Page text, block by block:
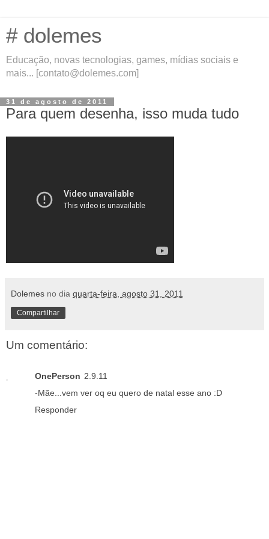
# dolemes
Educação, novas tecnologias, games, mídias sociais e
mais... [contato@dolemes.com]
31 de agosto de 2011
Para quem desenha, isso muda tudo
Dolemes no dia quarta-feira, agosto 31, 2011
Compartilhar
Um comentário:
OnePerson 2.9.11
-Mãe...vem ver oq eu quero de natal esse ano :D
Responder